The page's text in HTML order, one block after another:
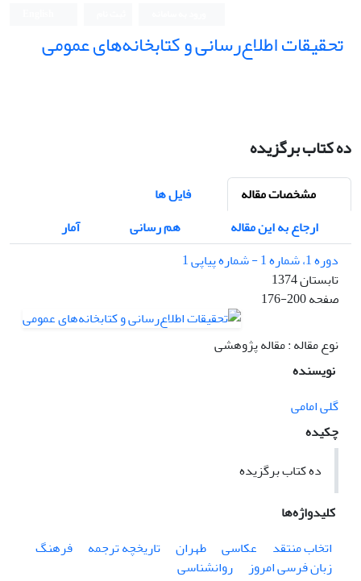
تحقیقات اطلاع‌رسانی و کتابخانه‌های عمومی
ده کتاب برگزیده
مشخصات مقاله
فایل ها
ارجاع به این مقاله
هم رسانی
آمار
دوره 1، شماره 1 - شماره پیاپی 1
تابستان 1374
صفحه176-200
نوع مقاله : مقاله پژوهشی
نویسنده
گلی امامی
چکیده
ده کتاب برگزیده
کلیدواژه‌ها
اتخاب منتقد
عکاسی طهران تاریخچه ترجمه
فرهنگ
زبان فرسی امروز
روانشناسی